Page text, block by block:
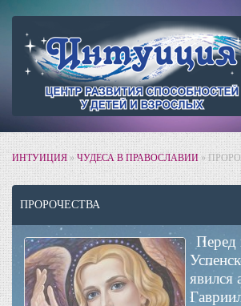
ИНТУИЦИЯ»ЧУДЕСА В ПРАВОСЛАВИИ»
ПРОРОЧЕСТВА
Перед
явился